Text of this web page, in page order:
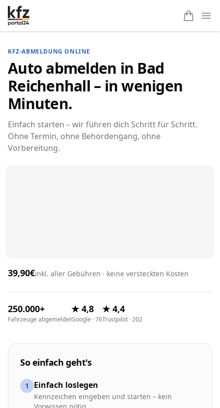
KFZ-ABMELDUNG ONLINE
Auto abmelden in Bad
Reichenhall – in wenigen
Minuten.
Einfach starten – wir führen dich Schritt für Schritt.
Ohne Termin, ohne Behördengang, ohne
Vorbereitung.
39,90€inkl. aller Gebühren · keine versteckten Kosten
250.000+
Fahrzeuge abgemeldet
★ 4,8
Google · 76
★ 4,4
Trustpilot · 202
So einfach geht's
1 Einfach loslegen
Kennzeichen eingeben und starten – kein